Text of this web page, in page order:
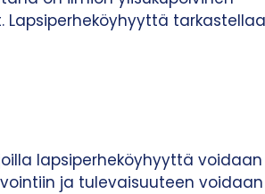
Lapsiperheköyhyyttä
lapsiperheköyhyyttä voidaan
ja tulevaisuuteen voidaan